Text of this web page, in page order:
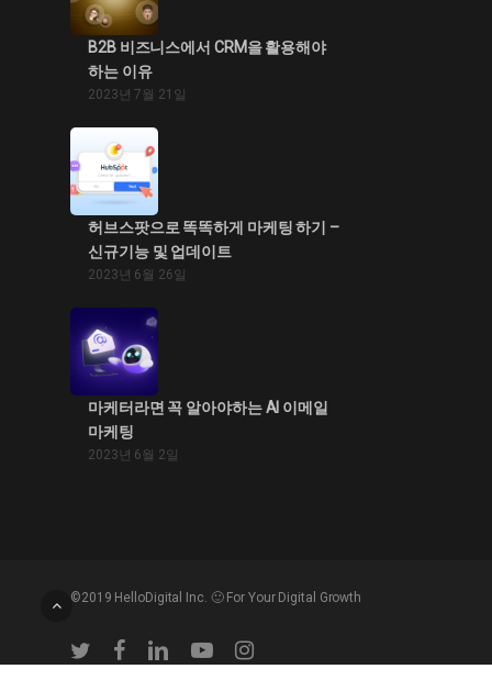
B2B 비즈니스에서 CRM을 활용해야
하는 이유
2023년 7월 21일
허브스팟으로 똑똑하게 마케팅 하기 –
신규기능 및 업데이트
2023년 6월 26일
마케터라면 꼭 알아야하는 AI 이메일
마케팅
2023년 6월 2일
©2019 HelloDigital Inc. 🙂 For Your Digital Growth
twitter facebooklinkedinyoutubeinstagram